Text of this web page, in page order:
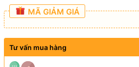
MÃ GIẢM GIÁ
Tư vấn mua hàng